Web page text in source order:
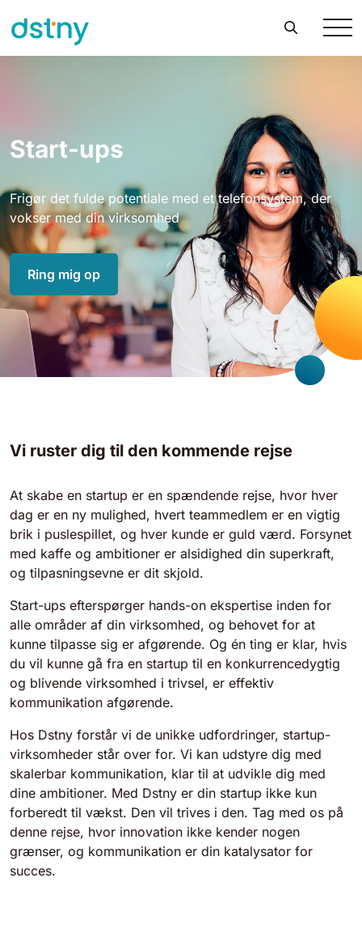
Start-ups
Frigør det fulde potentiale med et telefonsystem, der
vokser med din virksomhed
Ring mig op
Vi ruster dig til den kommende rejse
At skabe en startup er en spændende rejse, hvor hver
dag er en ny mulighed, hvert teammedlem er en vigtig
brik i puslespillet, og hver kunde er guld værd. Forsynet
med kaffe og ambitioner er alsidighed din superkraft,
og tilpasningsevne er dit skjold.
Start-ups efterspørger hands-on ekspertise inden for
alle områder af din virksomhed, og behovet for at
kunne tilpasse sig er afgørende. Og én ting er klar, hvis
du vil kunne gå fra en startup til en konkurrencedygtig
og blivende virksomhed i trivsel, er effektiv
kommunikation afgørende.
Hos Dstny forstår vi de unikke udfordringer, startup-
virksomheder står over for. Vi kan udstyre dig med
skalerbar kommunikation, klar til at udvikle dig med
dine ambitioner. Med Dstny er din startup ikke kun
forberedt til vækst. Den vil trives i den. Tag med os på
denne rejse, hvor innovation ikke kender nogen
grænser, og kommunikation er din katalysator for
succes.